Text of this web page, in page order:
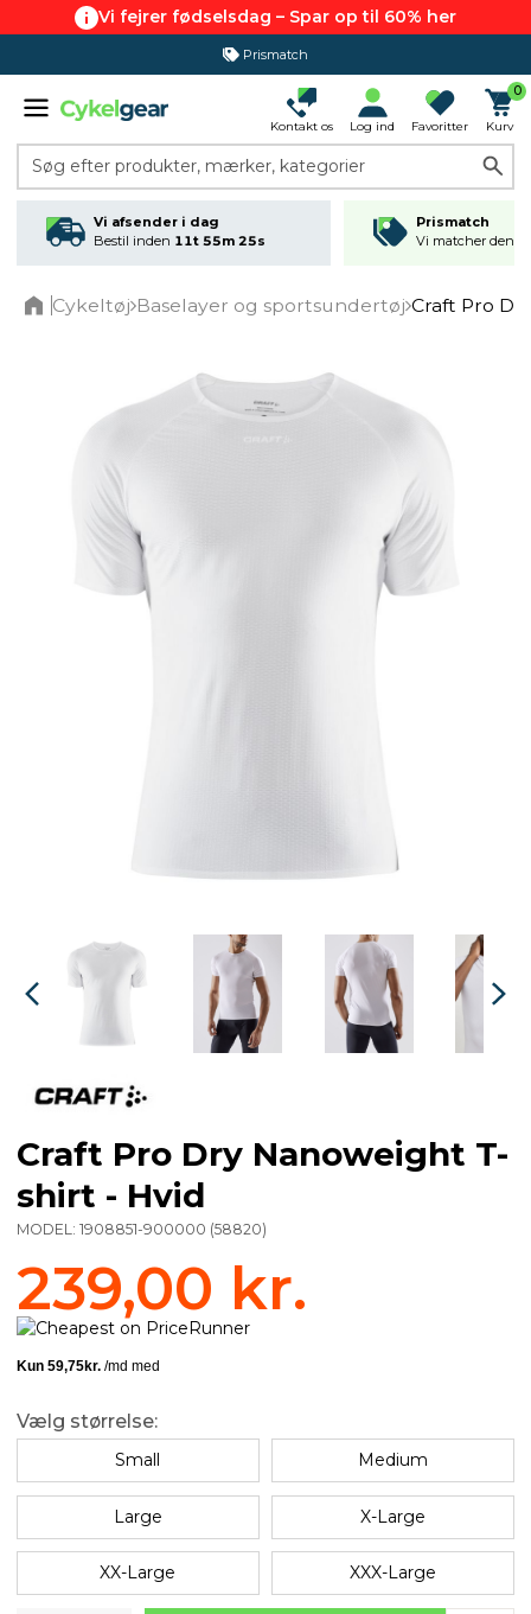
Vi fejrer fødselsdag – Spar op til 60% her
Prismatch
Kontakt os Log ind Favoritter
0
Kurv
Søg efter produkter, mærker, kategorier
Vi afsender i dag
Bestil inden 11t 55m 24s
Prismatch
Vi matcher den
Cykeltøj Baselayer og sportsundertøj Craft Pro
Craft Pro Dry Nanoweight T-
shirt - Hvid
MODEL: 1908851-900000 (58820)
239,00 kr.
Vælg størrelse:
Small Medium
Large X-Large
XX-Large XXX-Large